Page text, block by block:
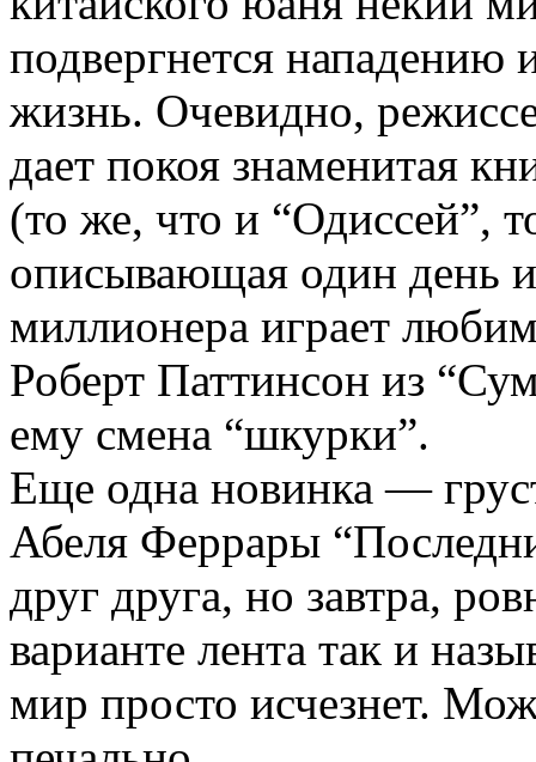
подвергнется нападению
жизнь. Очевидно,
дает покоя знаменитая
(то же, что и “Одиссей”,
описывающая один день
миллионера играет
Роберт Паттинсон из
ему смена “шкурки”.
Еще одна новинка —
Абеля Феррары
друг друга, но завтра,
варианте лента так и
мир просто исчезнет.